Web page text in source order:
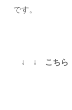
です。
↓ ↓ こちら